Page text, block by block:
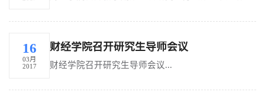
16
03月
2017
财经学院召开研究生导师会议
财经学院召开研究生导师会议...